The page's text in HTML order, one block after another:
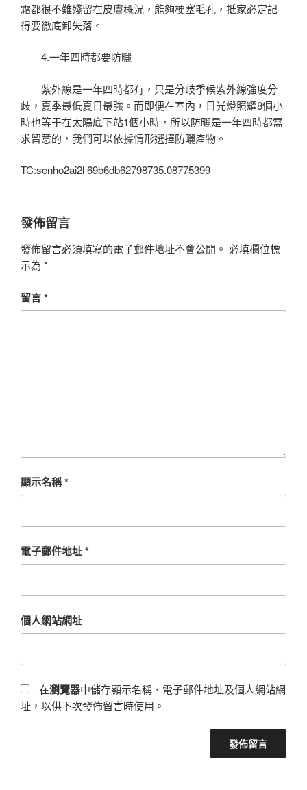
霜都很不難殘留在皮膚概況，能夠梗塞毛孔，抵家必定記
得要徹底卸失落。
4.一年四時都要防曬
紫外線是一年四時都有，只是分歧季候紫外線強度分
歧，夏季最低夏日最強。而即便在室內，日光燈照耀8個小
時也等于在太陽底下站1個小時，所以防曬是一年四時都需
求留意的，我們可以依據情形選擇防曬產物。
TC:senho2ai2l 69b6db62798735.08775399
發佈留言
發佈留言必須填寫的電子郵件地址不會公開。 必填欄位標
示為 *
留言*
顯示名稱*
電子郵件地址*
個人網站網址
在瀏覽器中儲存顯示名稱、電子郵件地址及個人網站網
址，以供下次發佈留言時使用。